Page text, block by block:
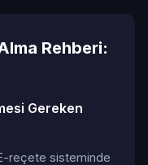
Rehberi:
Gereken
reçete sisteminde